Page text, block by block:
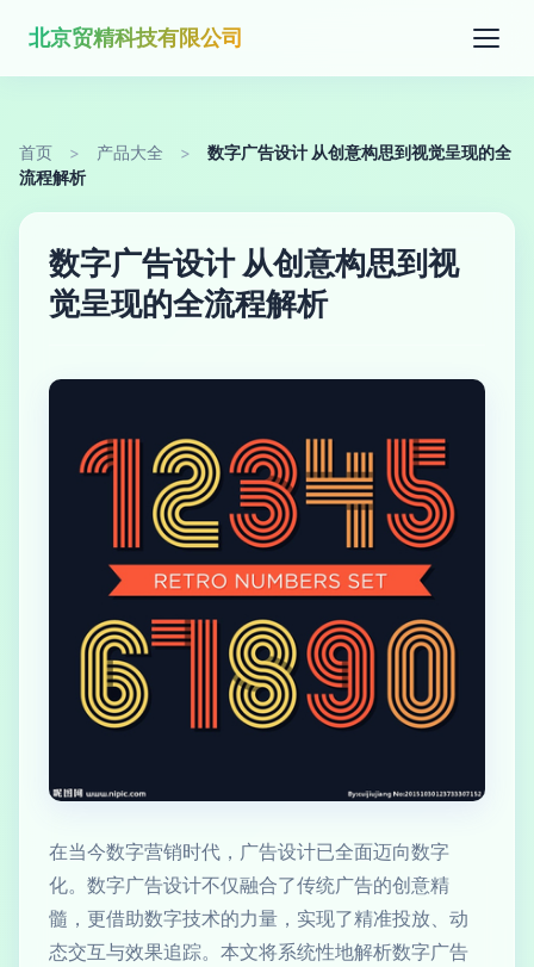
北京贸精科技有限公司
首页 > 产品大全 >
数字广告设计 从创意构思到视觉呈现的全
流程解析
数字广告设计 从创意构思到视
觉呈现的全流程解析
在当今数字营销时代，广告设计已全面迈向数字
化。数字广告设计不仅融合了传统广告的创意精
髓，更借助数字技术的力量，实现了精准投放、动
态交互与效果追踪。本文将系统性地解析数字广告